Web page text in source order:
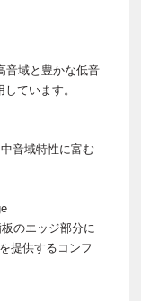
音域と豊かな低音
ています。
音域特性に富む
のエッジ部分に
提供するコンフ